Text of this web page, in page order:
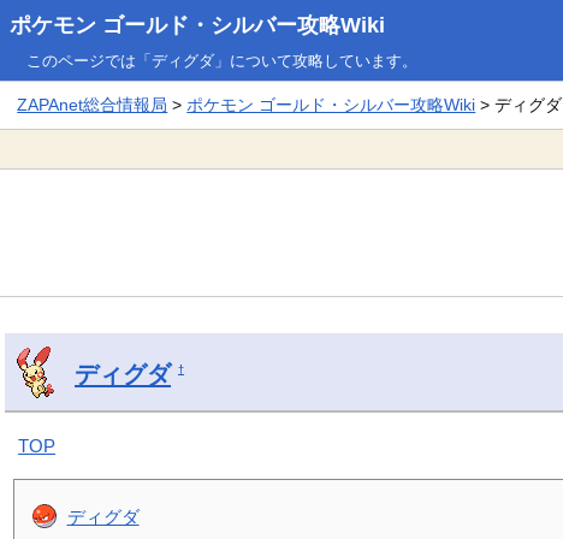
ポケモン ゴールド・シルバー攻略Wiki
このページでは「ディグダ」について攻略しています。
ZAPAnet総合情報局 >ポケモン ゴールド・シルバー攻略Wiki > ディグダ
ディグダ †
TOP
ディグダ